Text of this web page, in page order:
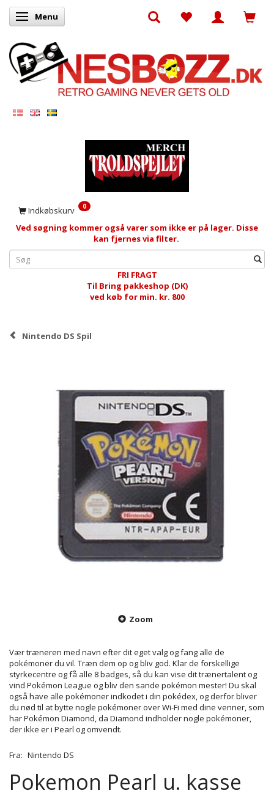
Skifte navigation
Menu
Indkøbskurv 0
Ved søgning kommer også varer som ikke er på lager. Disse
kan fjernes via filter.
FRI FRAGT
Til Bring pakkeshop (DK)
ved køb for min. kr. 800
Nintendo DS Spil
Zoom
Vær træneren med navn efter dit eget valg og fang alle de
pokémoner du vil. Træn dem op og bliv god. Klar de forskellige
styrkecentre og få alle 8 badges, så du kan vise dit trænertalent og
vind Pokémon League og bliv den sande pokémon mester! Du skal
også have alle pokémoner indkodet i din pokédex, og derfor bliver
du nød til at bytte nogle pokémoner over Wi-Fi med dine venner, som
har Pokémon Diamond, da Diamond indholder nogle pokémoner,
der ikke er i Pearl og omvendt.
Fra: Nintendo DS
Pokemon Pearl u. kasse